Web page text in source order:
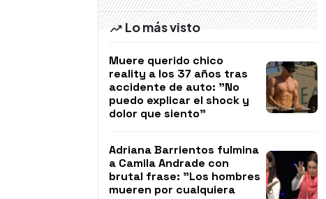
Lo más visto
Muere querido chico
reality a los 37 años tras
accidente de auto: "No
puedo explicar el shock y
dolor que siento"
Adriana Barrientos fulmina
a Camila Andrade con
brutal frase: "Los hombres
mueren por cualquiera